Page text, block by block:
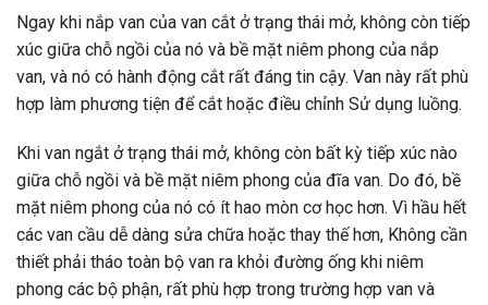
Ngay khi nắp van của van cắt ở trạng thái mở, không còn tiếp
xúc giữa chỗ ngồi của nó và bề mặt niêm phong của nắp
van, và nó có hành động cắt rất đáng tin cậy. Van này rất phù
hợp làm phương tiện để cắt hoặc điều chỉnh Sử dụng luồng.
Khi van ngắt ở trạng thái mở, không còn bất kỳ tiếp xúc nào
giữa chỗ ngồi và bề mặt niêm phong của đĩa van. Do đó, bề
mặt niêm phong của nó có ít hao mòn cơ học hơn. Vì hầu hết
các van cầu dễ dàng sửa chữa hoặc thay thế hơn, Không cần
thiết phải tháo toàn bộ van ra khỏi đường ống khi niêm
phong các bộ phận, rất phù hợp trong trường hợp van và